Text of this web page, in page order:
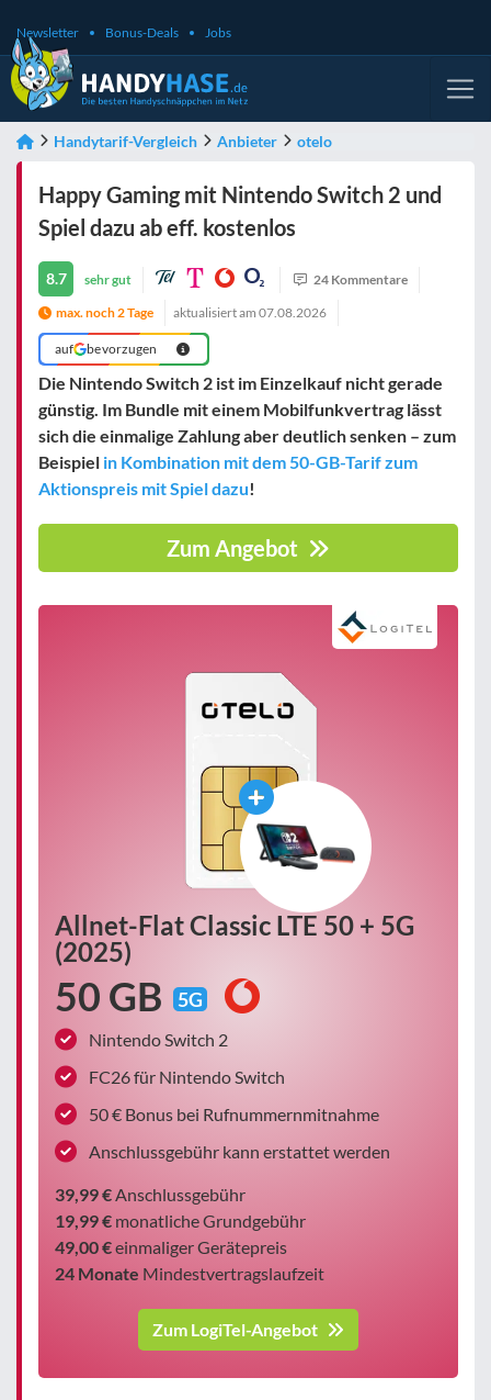
Newsletter Bonus-Deals Jobs
Handytarif-Vergleich Anbieter otelo
Happy Gaming mit Nintendo Switch 2 und
Spiel dazu ab eff. kostenlos
8.7 sehr gut
24 Kommentare
max. noch 2 Tage
aktualisiert am 07.08.2026
auf bevorzugen
Die Nintendo Switch 2 ist im Einzelkauf nicht gerade
günstig. Im Bundle mit einem Mobilfunkvertrag lässt
sich die einmalige Zahlung aber deutlich senken – zum
Beispiel in Kombination mit dem 50-GB-Tarif zum
Aktionspreis mit Spiel dazu!
Zum Angebot
Allnet-Flat Classic LTE 50 + 5G
(2025)
50 GB 5G
Nintendo Switch 2
FC26 für Nintendo Switch
50 € Bonus bei Rufnummernmitnahme
Anschlussgebühr kann erstattet werden
39,99 €Anschlussgebühr
19,99 € monatliche Grundgebühr
49,00 €einmaliger Gerätepreis
24 Monate Mindestvertragslaufzeit
Zum LogiTel-Angebot